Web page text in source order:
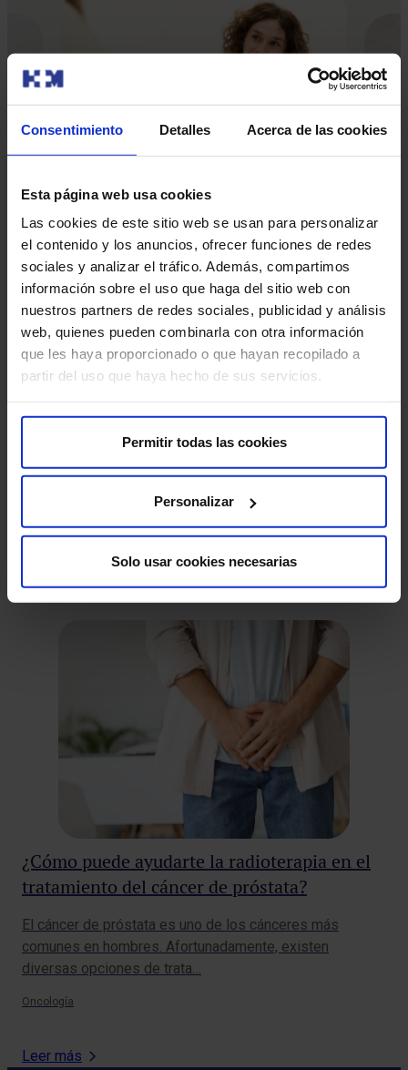
Consentimiento Detalles Acerca de las cookies
Esta página web usa cookies
Las cookies de este sitio web se usan para personalizar
el contenido y los anuncios, ofrecer funciones de redes
sociales y analizar el tráfico. Además, compartimos
información sobre el uso que haga del sitio web con
nuestros partners de redes sociales, publicidad y análisis
web, quienes pueden combinarla con otra información
que les haya proporcionado o que hayan recopilado a
partir del uso que haya hecho de sus servicios.
Permitir todas las cookies
Personalizar
Solo usar cookies necesarias
Nuestros médicos
Consulta y pide cita con los profesionales de esta
especialidad
Pedir cita
También te puede interesar
¿Cómo puede ayudarte la radioterapia en el
tratamiento del cáncer de próstata?
El cáncer de próstata es uno de los cánceres más
comunes en hombres. Afortunadamente, existen
diversas opciones de trata…
Oncología
Leer más